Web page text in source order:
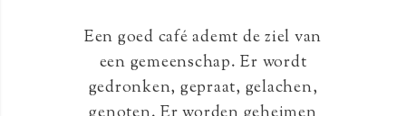
Een goed café ademt de ziel van
een gemeenschap. Er wordt
gedronken, gepraat, gelachen,